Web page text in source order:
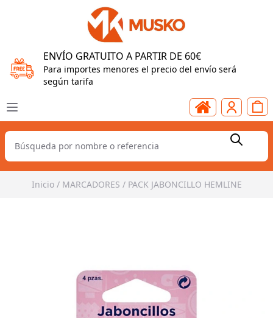
ENVÍO GRATUITO A PARTIR DE 60€
Para importes menores el precio del envío será
según tarifa
Inicio / MARCADORES / PACK JABONCILLO HEMLINE